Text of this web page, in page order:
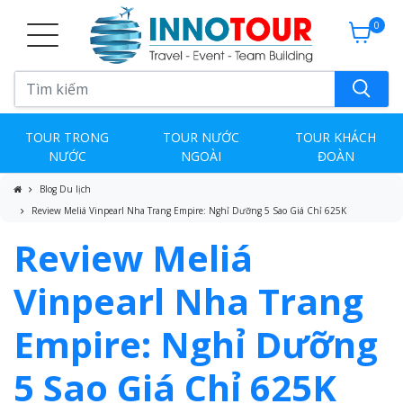
0
TOUR TRONG
NƯỚC
TOUR NƯỚC
NGOÀI
TOUR KHÁCH
ĐOÀN
Blog Du lịch
Review Meliá Vinpearl Nha Trang Empire: Nghỉ Dưỡng 5 Sao Giá Chỉ 625K
Review Meliá
Vinpearl Nha Trang
Empire: Nghỉ Dưỡng
5 Sao Giá Chỉ 625K